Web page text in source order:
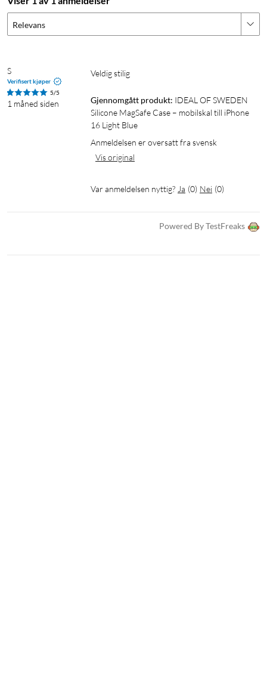
Relevans
S
Verifisert kjøper
5/5
1 måned siden
Veldig stilig
Gjennomgått produkt: IDEAL OF SWEDEN
Silicone MagSafe Case – mobilskal till iPhone
16 Light Blue
Anmeldelsen er oversatt fra svensk
Vis original
Var anmeldelsen nyttig? Ja (0) Nei (0)
Powered By TestFreaks